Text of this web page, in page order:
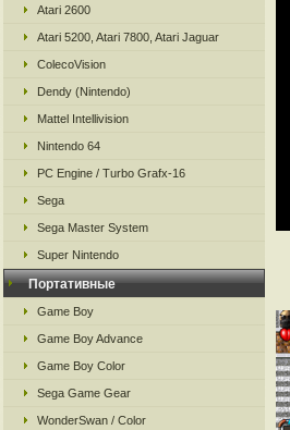
Atari 2600
Atari 5200, Atari 7800, Atari Jaguar
ColecoVision
Dendy (Nintendo)
Mattel Intellivision
Nintendo 64
PC Engine / Turbo Grafx-16
Sega
Sega Master System
Super Nintendo
Портативные
Game Boy
Game Boy Advance
Game Boy Color
Sega Game Gear
WonderSwan / Color